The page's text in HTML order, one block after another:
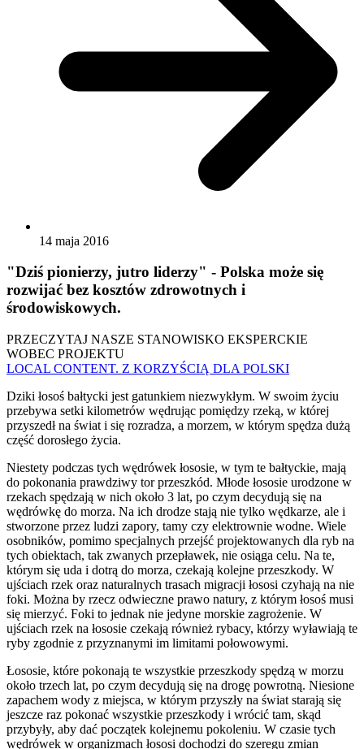
14 maja 2016
"Dziś pionierzy, jutro liderzy" - Polska może się
rozwijać bez kosztów zdrowotnych i
środowiskowych.
PRZECZYTAJ NASZE STANOWISKO EKSPERCKIE
WOBEC PROJEKTU
LOCAL CONTENT. Z KORZYŚCIĄ DLA POLSKI
Dziki łosoś bałtycki jest gatunkiem niezwykłym. W swoim życiu
przebywa setki kilometrów wędrując pomiędzy rzeką, w której
przyszedł na świat i się rozradza, a morzem, w którym spędza dużą
część dorosłego życia.
Niestety podczas tych wędrówek łososie, w tym te bałtyckie, mają
do pokonania prawdziwy tor przeszkód. Młode łososie urodzone w
rzekach spędzają w nich około 3 lat, po czym decydują się na
wędrówkę do morza. Na ich drodze stają nie tylko wędkarze, ale i
stworzone przez ludzi zapory, tamy czy elektrownie wodne. Wiele
osobników, pomimo specjalnych przejść projektowanych dla ryb na
tych obiektach, tak zwanych przepławek, nie osiąga celu. Na te,
którym się uda i dotrą do morza, czekają kolejne przeszkody. W
ujściach rzek oraz naturalnych trasach migracji łososi czyhają na nie
foki. Można by rzecz odwieczne prawo natury, z którym łosoś musi
się mierzyć. Foki to jednak nie jedyne morskie zagrożenie. W
ujściach rzek na łososie czekają również rybacy, którzy wyławiają te
ryby zgodnie z przyznanymi im limitami połowowymi.
Łososie, które pokonają te wszystkie przeszkody spędzą w morzu
około trzech lat, po czym decydują się na drogę powrotną. Niesione
zapachem wody z miejsca, w którym przyszły na świat starają się
jeszcze raz pokonać wszystkie przeszkody i wrócić tam, skąd
przybyły, aby dać początek kolejnemu pokoleniu. W czasie tych
wędrówek w organizmach łososi dochodzi do szeregu zmian